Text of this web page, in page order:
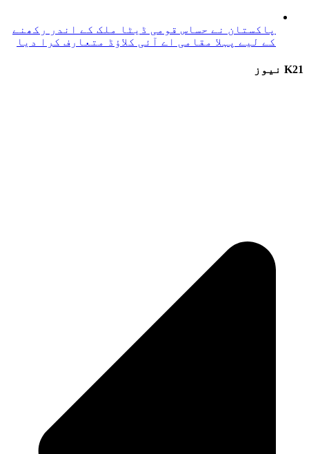
پاکستان نے حساس قومی ڈیٹا ملک کے اندر رکھنے
کے لیے پہلا مقامی اے آئی کلاؤڈ متعارف کرا دیا
K21 نیوز